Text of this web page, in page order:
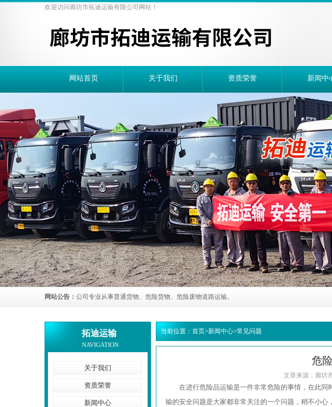
欢迎访问廊坊市拓迪运输有限公司网站！
网站首页 关于我们 资质荣誉 新闻中
网站公告： 公司专业从事普通货物、危险货物、危险废物道路运输。
拓迪运输
NAVIGATION
关于我们
资质荣誉
新闻中心
当前位置： 首页>新闻中心>常见问题
危
文章来源：廊坊
在进行危险品运输是一件非常危险的事情，在此同
输的安全问题是大家都非常关注的一个问题，稍不小